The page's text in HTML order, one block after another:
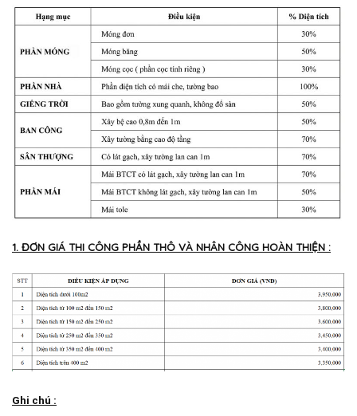
1. ĐƠN GIÁ THI CÔNG PHẦN THÔ VÀ NHÂN CÔNG HOÀN THIỆN :
Ghi chú :